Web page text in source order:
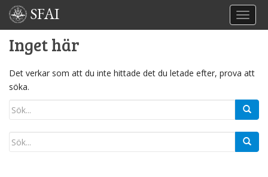
SFAI
Inget här
Det verkar som att du inte hittade det du letade efter, prova att
söka.